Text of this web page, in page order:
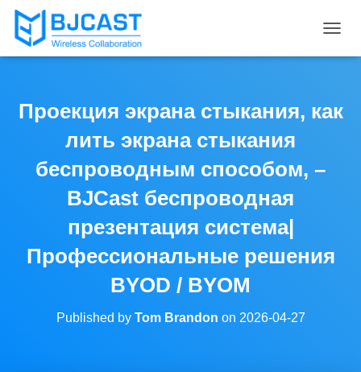
O
E
O
Проекция экрана стыкания, как
лить экрана стыкания
беспроводным способом, –
BJCast беспроводная
презентация система|
Профессиональные решения
BYOD / BYOM
Published by Tom Brandon on 2026-04-27